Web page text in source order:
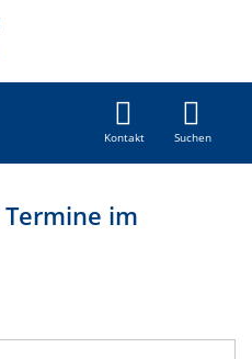
Kontakt Suchen
im